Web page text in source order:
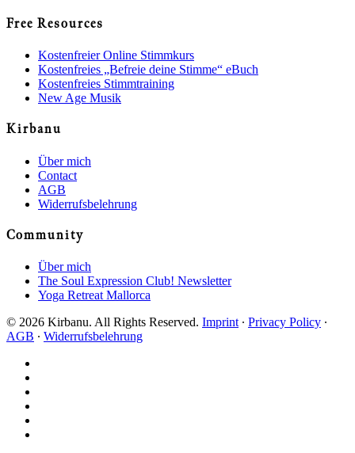
Free Resources
Kostenfreier Online Stimmkurs
Kostenfreies „Befreie deine Stimme“ eBuch
Kostenfreies Stimmtraining
New Age Musik
Kirbanu
Über mich
Contact
AGB
Widerrufsbelehrung
Community
Über mich
The Soul Expression Club! Newsletter
Yoga Retreat Mallorca
© 2026 Kirbanu. All Rights Reserved. Imprint ∙ Privacy Policy ∙
AGB ∙ Widerrufsbelehrung